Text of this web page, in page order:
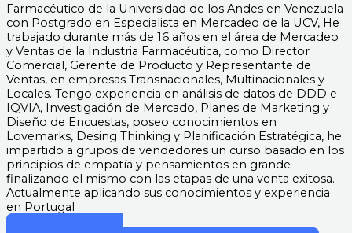
Farmacéutico de la Universidad de los Andes en Venezuela
con Postgrado en Especialista en Mercadeo de la UCV, He
trabajado durante más de 16 años en el área de Mercadeo
y Ventas de la Industria Farmacéutica, como Director
Comercial, Gerente de Producto y Representante de
Ventas, en empresas Transnacionales, Multinacionales y
Locales. Tengo experiencia en análisis de datos de DDD e
IQVIA, Investigación de Mercado, Planes de Marketing y
Diseño de Encuestas, poseo conocimientos en
Lovemarks, Desing Thinking y Planificación Estratégica, he
impartido a grupos de vendedores un curso basado en los
principios de empatía y pensamientos en grande
finalizando el mismo con las etapas de una venta exitosa.
Actualmente aplicando sus conocimientos y experiencia
en Portugal